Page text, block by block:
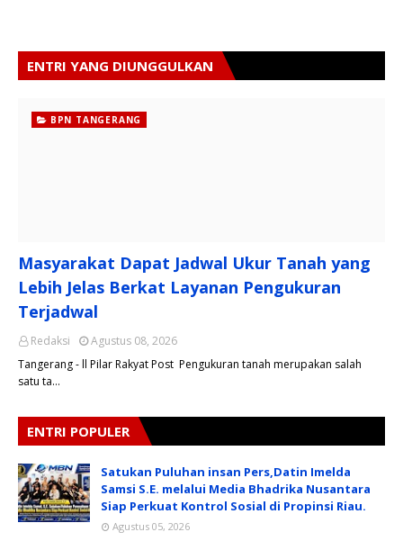
ENTRI YANG DIUNGGULKAN
BPN TANGERANG
Masyarakat Dapat Jadwal Ukur Tanah yang
Lebih Jelas Berkat Layanan Pengukuran
Terjadwal
Redaksi
Agustus 08, 2026
Tangerang - ll Pilar Rakyat Post Pengukuran tanah merupakan salah
satu ta…
ENTRI POPULER
Satukan Puluhan insan Pers,Datin Imelda
Samsi S.E. melalui Media Bhadrika Nusantara
Siap Perkuat Kontrol Sosial di Propinsi Riau.
Agustus 05, 2026